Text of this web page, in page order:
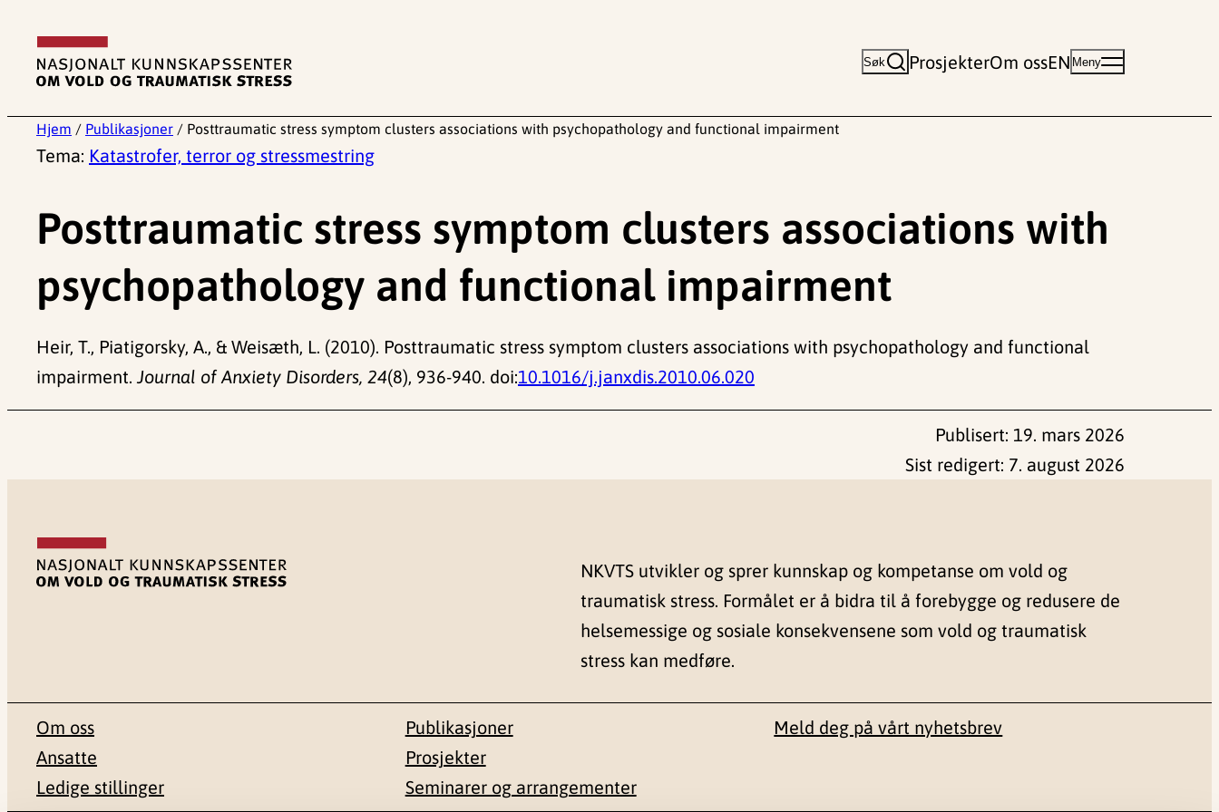
innhold
Søk ProsjekterOm ossEN Meny
Hjem / Publikasjoner / Posttraumatic stress symptom clusters associations with psychopathology and functional impairment
Tema: Katastrofer, terror og stressmestring
Posttraumatic stress symptom clusters associations with
psychopathology and functional impairment
Heir, T., Piatigorsky, A., & Weisæth, L. (2010). Posttraumatic stress symptom clusters associations with psychopathology and functional
impairment. Journal of Anxiety Disorders, 24(8), 936-940. doi:10.1016/j.janxdis.2010.06.020
Publisert: 19. mars 2026
Sist redigert: 7. august 2026
NKVTS utvikler og sprer kunnskap og kompetanse om vold og
traumatisk stress. Formålet er å bidra til å forebygge og redusere de
helsemessige og sosiale konsekvensene som vold og traumatisk
stress kan medføre.
Om oss
Ansatte
Ledige stillinger
Publikasjoner
Prosjekter
Seminarer og arrangementer
Meld deg på vårt nyhetsbrev